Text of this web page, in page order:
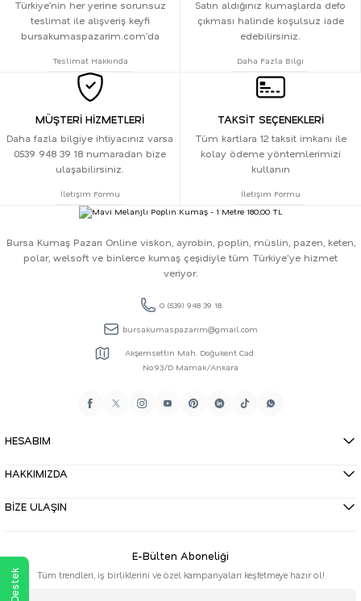
Türkiye’nin her yerine sorunsuz
teslimat ile alışveriş keyfi
bursakumaspazarim.com’da
Teslimat Hakkında
Satın aldığınız kumaşlarda defo
çıkması halinde koşulsuz iade
edebilirsiniz.
Daha Fazla Bilgi
MÜŞTERİ HİZMETLERİ
Daha fazla bilgiye ihtiyacınız varsa
0539 948 39 18 numaradan bize
ulaşabilirsiniz.
İletişim Formu
TAKSİT SEÇENEKLERİ
Tüm kartlara 12 taksit imkanı ile
kolay ödeme yöntemlerimizi
kullanın
İletişim Formu
Bursa Kumaş Pazarı Online viskon, ayrobin, poplin, müslin, pazen, keten,
polar, welsoft ve binlerce kumaş çeşidiyle tüm Türkiye'ye hizmet
veriyor.
0 (539) 948 39 18
bursakumaspazarim@gmail.com
Akşemsettin Mah. Doğukent Cad.
No:93/D Mamak/Ankara
HESABIM
HAKKIMIZDA
BİZE ULAŞIN
E-Bülten Aboneliği
Tüm trendleri, iş birliklerini ve özel kampanyaları keşfetmeye hazır ol!